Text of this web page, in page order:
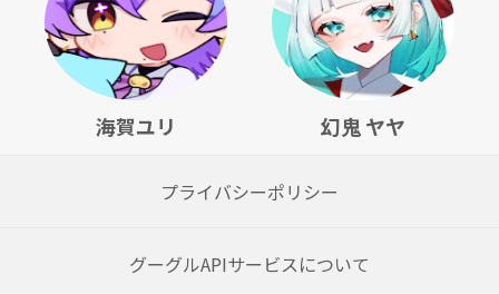
海賀ユリ 幻鬼 ヤヤ
プライバシーポリシー
グーグルAPIサービスについて